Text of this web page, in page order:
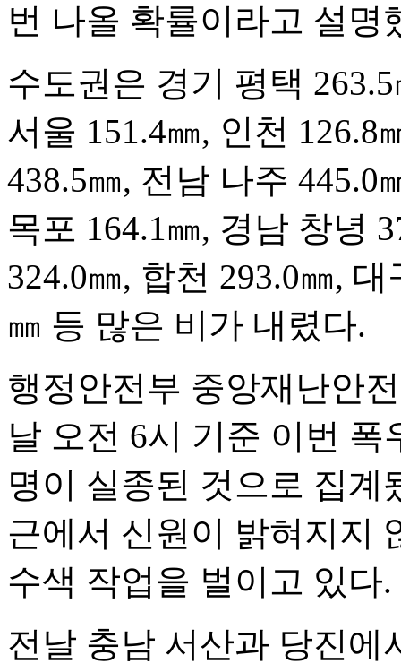
번 나올 확률이라고 설명
수도권은 경기 평택
서울 151.4㎜, 인천
438.5㎜, 전남 나주 445.0
목포 164.1㎜, 경남 창녕
324.0㎜, 합천 293.0㎜,
㎜ 등 많은 비가 내렸다.
행정안전부 중앙재난안
날 오전 6시 기준 이번
명이 실종된 것으로 집계
근에서 신원이 밝혀지지
수색 작업을 벌이고 있다.
전날 충남 서산과 당진에